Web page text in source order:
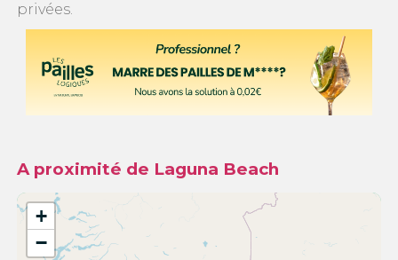
privées.
A proximité de Laguna Beach
+
−